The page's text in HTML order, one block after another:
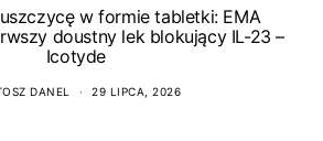
w formie tabletki: EMA
doustny lek blokujący IL-23 –
Icotyde
DANEL 29 LIPCA, 2026